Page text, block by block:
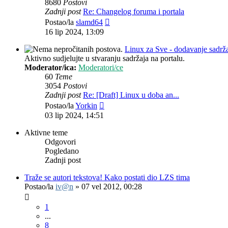
8680 Postovi
Zadnji post Re: Changelog foruma i portala
Postao/la slamd64
16 lip 2024, 13:09
Linux za Sve - dodavanje
Aktivno sudjelujte u stvaranju sadržaja na portalu.
Moderator/ica: Moderatori/ce
60 Teme
3054 Postovi
Zadnji post Re: [Draft] Linux u doba an...
Postao/la Yorkin
03 lip 2024, 14:51
Aktivne teme
Odgovori
Pogledano
Zadnji post
Traže se autori tekstova! Kako postati dio LZS tima
Postao/la iv@n » 07 vel 2012, 00:28
1
...
8